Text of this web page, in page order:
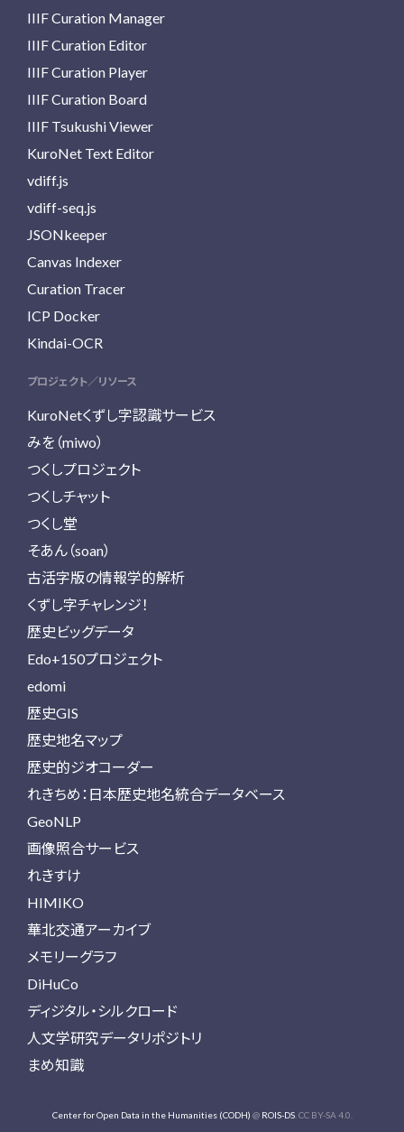
IIIF Curation Manager
IIIF Curation Editor
IIIF Curation Player
IIIF Curation Board
IIIF Tsukushi Viewer
KuroNet Text Editor
vdiff.js
vdiff-seq.js
JSONkeeper
Canvas Indexer
Curation Tracer
ICP Docker
Kindai-OCR
プロジェクト／リソース
KuroNetくずし字認識サービス
みを（miwo）
つくしプロジェクト
つくしチャット
つくし堂
そあん（soan）
古活字版の情報学的解析
くずし字チャレンジ！
歴史ビッグデータ
Edo+150プロジェクト
edomi
歴史GIS
歴史地名マップ
歴史的ジオコーダー
れきちめ：日本歴史地名統合データベース
GeoNLP
画像照合サービス
れきすけ
HIMIKO
華北交通アーカイブ
メモリーグラフ
DiHuCo
ディジタル・シルクロード
人文学研究データリポジトリ
まめ知識
Center for Open Data in the Humanities (CODH) @ ROIS-DS. CC BY-SA 4.0.